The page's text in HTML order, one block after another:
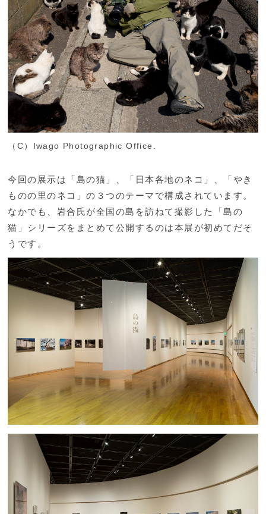
（C）Iwago Photographic Office.
今回の展示は「島の猫」、「日本各地のネコ」、「やき
ものの里のネコ」の３つのテーマで構成されています。
なかでも、岩合氏が全国の島を訪ねて撮影した「島の
猫」シリーズをまとめて公開するのは本展が初めてだそ
うです。